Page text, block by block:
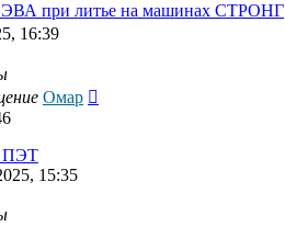
ЭВА при литье на машинах СТРОНГ
16:39
Омар
ПЭТ
15:35